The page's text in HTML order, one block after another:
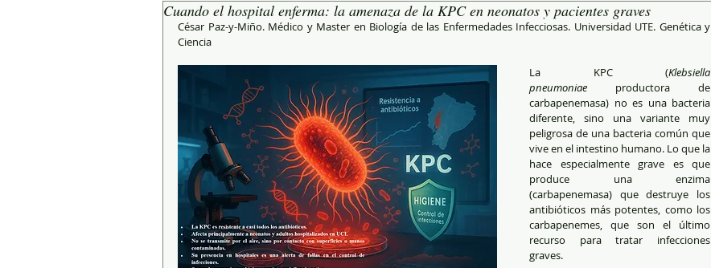
Cuando el hospital enferma: la amenaza de la KPC en neonatos y pacientes graves
César Paz-y-Miño. Médico y Master en Biología de las Enfermedades Infecciosas. Universidad UTE. Genética y
Ciencia
La KPC (Klebsiella
pneumoniae productora de
carbapenemasa) no es una bacteria
diferente, sino una variante muy
peligrosa de una bacteria común que
vive en el intestino humano. Lo que la
hace especialmente grave es que
produce una enzima
(carbapenemasa) que destruye los
antibióticos más potentes, como los
carbapenemes, que son el último
recurso para tratar infecciones
graves.